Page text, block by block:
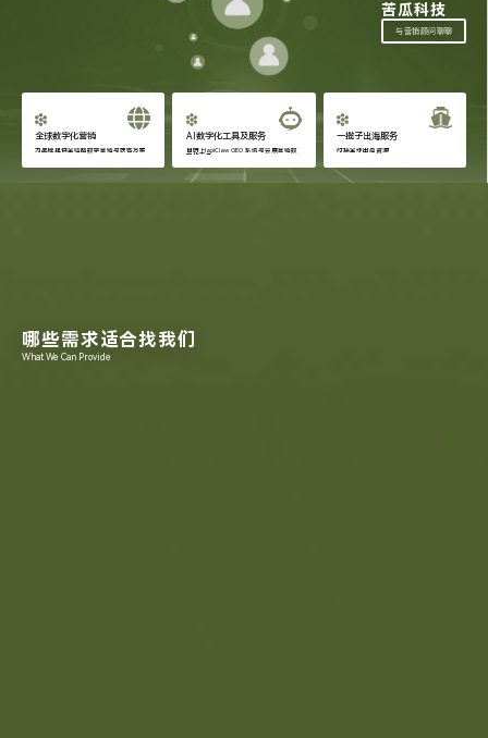
苦瓜科技
与营销顾问聊聊
全球数字化营销
为品牌提供全链路数字营销与获客方案
AI数字化工具及服务
自研 HapiClaw GEO 系统与会展营销数
字化工具
一揽子出海服务
对接全球出海资源
哪些需求适合找我们
What We Can Provide